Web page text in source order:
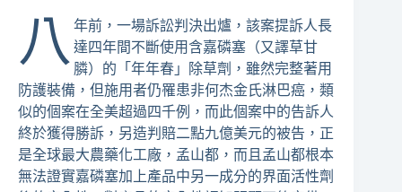
八 年前，一場訴訟判決出爐，該案提訴人長
達四年間不斷使用含嘉磷塞（又譯草甘
膦）的「年年春」除草劑，雖然完整著用
防護裝備，但施用者仍罹患非何杰金氏淋巴癌，類
似的個案在全美超過四千例，而此個案中的告訴人
終於獲得勝訴，另造判賠二點九億美元的被告，正
是全球最大農藥化工廠，孟山都，而且孟山都根本
無法證實嘉磷塞加上產品中另一成分的界面活性劑